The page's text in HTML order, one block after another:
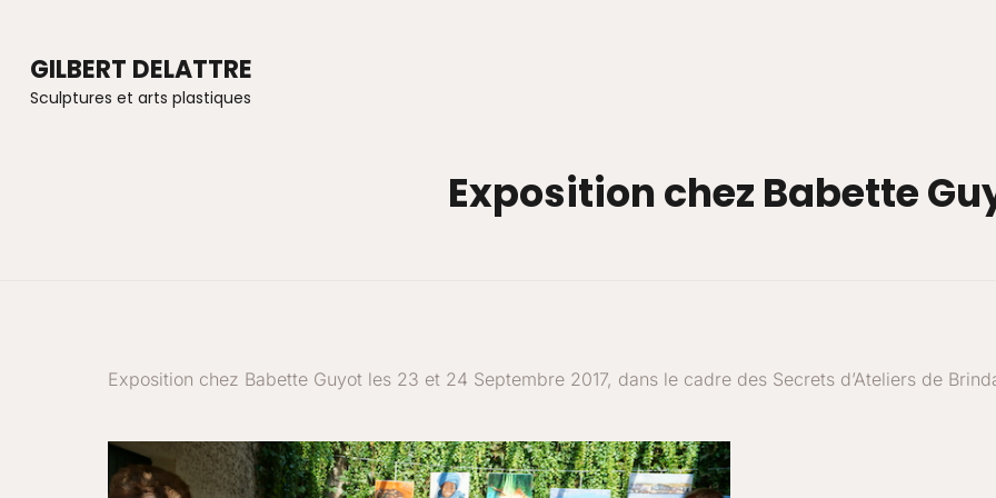
GILBERT DELATTRE
Sculptures et arts plastiques
Exposition chez Babette
Exposition chez Babette Guyot les 23 et 24 Septembre 2017, dans le cadre des Secrets d’Ateliers de